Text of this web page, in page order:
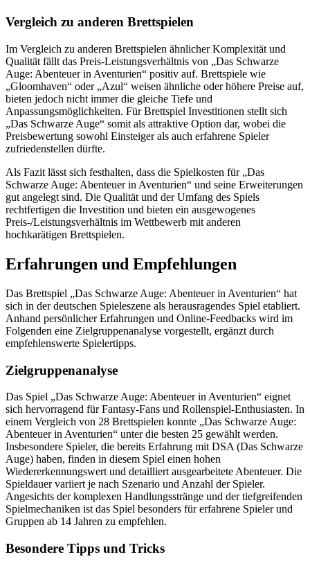
Vergleich zu anderen Brettspielen
Im Vergleich zu anderen Brettspielen ähnlicher Komplexität und
Qualität fällt das Preis-Leistungsverhältnis von „Das Schwarze
Auge: Abenteuer in Aventurien“ positiv auf. Brettspiele wie
„Gloomhaven“ oder „Azul“ weisen ähnliche oder höhere Preise auf,
bieten jedoch nicht immer die gleiche Tiefe und
Anpassungsmöglichkeiten. Für Brettspiel Investitionen stellt sich
„Das Schwarze Auge“ somit als attraktive Option dar, wobei die
Preisbewertung sowohl Einsteiger als auch erfahrene Spieler
zufriedenstellen dürfte.
Als Fazit lässt sich festhalten, dass die Spielkosten für „Das
Schwarze Auge: Abenteuer in Aventurien“ und seine Erweiterungen
gut angelegt sind. Die Qualität und der Umfang des Spiels
rechtfertigen die Investition und bieten ein ausgewogenes
Preis-/Leistungsverhältnis im Wettbewerb mit anderen
hochkarätigen Brettspielen.
Erfahrungen und Empfehlungen
Das Brettspiel „Das Schwarze Auge: Abenteuer in Aventurien“ hat
sich in der deutschen Spieleszene als herausragendes Spiel etabliert.
Anhand persönlicher Erfahrungen und Online-Feedbacks wird im
Folgenden eine Zielgruppenanalyse vorgestellt, ergänzt durch
empfehlenswerte Spielertipps.
Zielgruppenanalyse
Das Spiel „Das Schwarze Auge: Abenteuer in Aventurien“ eignet
sich hervorragend für Fantasy-Fans und Rollenspiel-Enthusiasten. In
einem Vergleich von 28 Brettspielen konnte „Das Schwarze Auge:
Abenteuer in Aventurien“ unter die besten 25 gewählt werden.
Insbesondere Spieler, die bereits Erfahrung mit DSA (Das Schwarze
Auge) haben, finden in diesem Spiel einen hohen
Wiedererkennungswert und detailliert ausgearbeitete Abenteuer. Die
Spieldauer variiert je nach Szenario und Anzahl der Spieler.
Angesichts der komplexen Handlungsstränge und der tiefgreifenden
Spielmechaniken ist das Spiel besonders für erfahrene Spieler und
Gruppen ab 14 Jahren zu empfehlen.
Besondere Tipps und Tricks